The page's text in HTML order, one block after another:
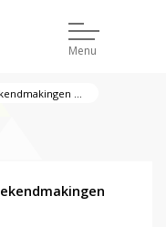
Menu